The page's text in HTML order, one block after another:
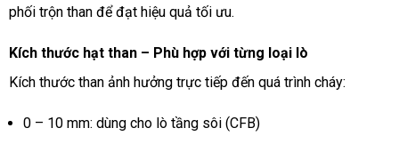
phối trộn than để đạt hiệu quả tối ưu.
Kích thước hạt than – Phù hợp với từng loại lò
Kích thước than ảnh hưởng trực tiếp đến quá trình cháy:
0 – 10 mm: dùng cho lò tầng sôi (CFB)